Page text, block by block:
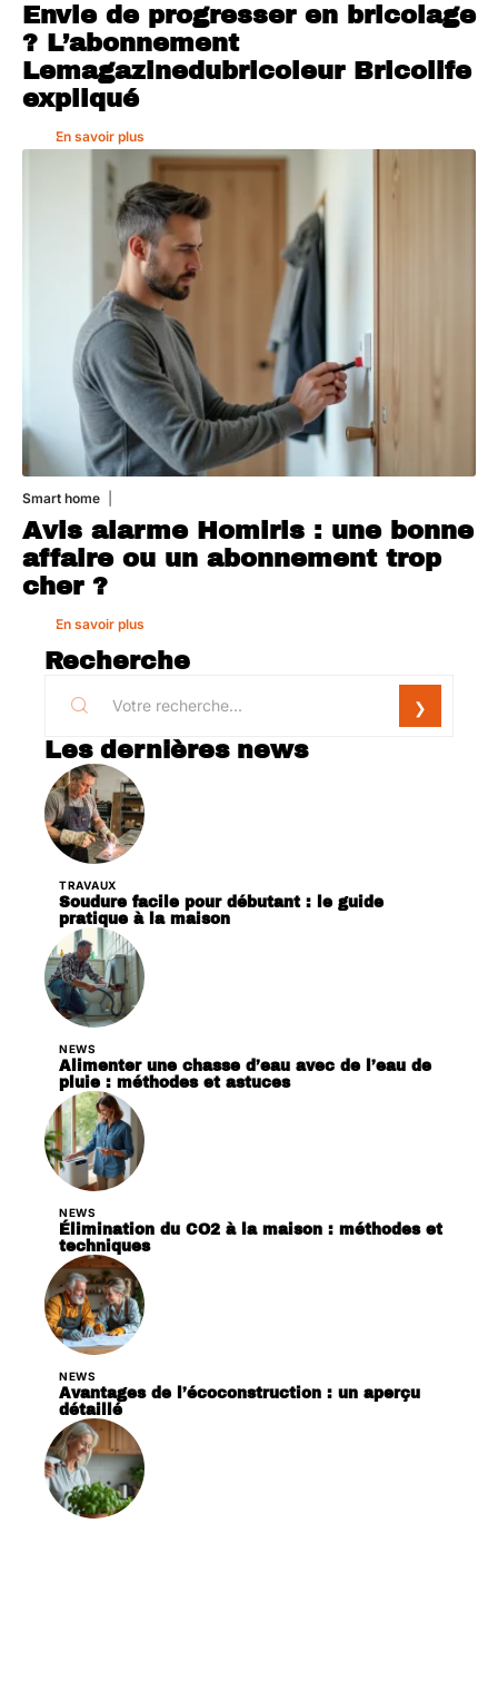
Envie de progresser en bricolage
? L’abonnement
Lemagazinedubricoleur Bricolife
expliqué
En savoir plus
Smart home
Avis alarme Homiris : une bonne
affaire ou un abonnement trop
cher ?
En savoir plus
Recherche
Les dernières news
TRAVAUX
Soudure facile pour débutant : le guide
pratique à la maison
NEWS
Alimenter une chasse d’eau avec de l’eau de
pluie : méthodes et astuces
NEWS
Élimination du CO2 à la maison : méthodes et
techniques
NEWS
Avantages de l’écoconstruction : un aperçu
détaillé